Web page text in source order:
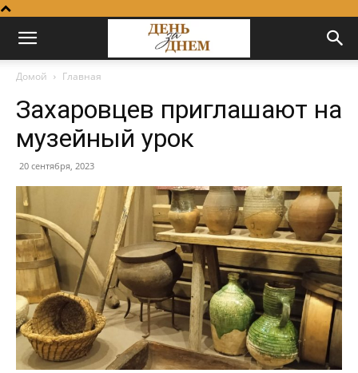
Домой Главная
Захаровцев приглашают на
музейный урок
20 сентября, 2023